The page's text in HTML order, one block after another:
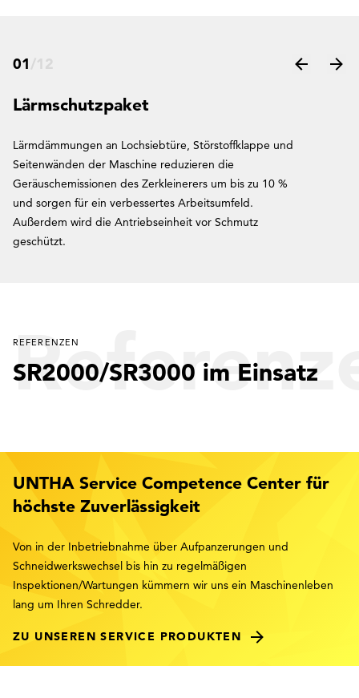
01
Lärmschutzpaket
Lärmdämmungen an Lochsiebtüre, Störstoffklappe und
Seitenwänden der Maschine reduzieren die
Geräuschemissionen des Zerkleinerers um bis zu 10 %
und sorgen für ein verbessertes Arbeitsumfeld.
Außerdem wird die Antriebseinheit vor Schmutz
geschützt.
REFERENZEN
SR2000/SR3000 im Einsatz
UNTHA Service Competence Center für
höchste Zuverlässigkeit
Von in der Inbetriebnahme über Aufpanzerungen und
Schneidwerkswechsel bis hin zu regelmäßigen
Inspektionen/Wartungen kümmern wir uns ein Maschinenleben
lang um Ihren Schredder.
ZU UNSEREN SERVICE PRODUKTEN